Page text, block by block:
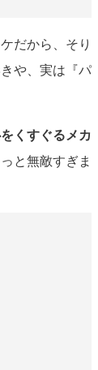
だから、そり
や、実は『パ
くすぐるメカ
と無敵すぎま